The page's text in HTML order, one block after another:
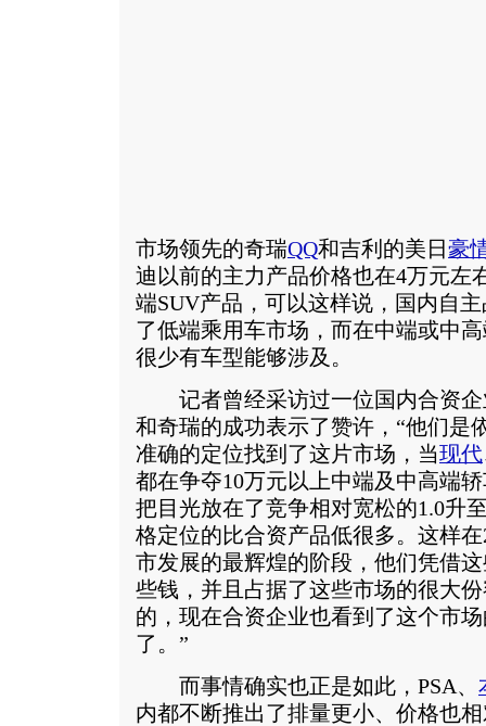
市场领先的奇瑞QQ和吉利的美日 豪
迪以前的主力产品价格也在4万元左
端SUV产品，可以这样说，国内自
了低端乘用车市场，而在中端或中
很少有车型能够涉及。
记者曾经采访过一位国内合资企
和奇瑞的成功表示了赞许，“他们是
准确的定位找到了这片市场，当现代
都在争夺10万元以上中端及中高端
把目光放在了竞争相对宽松的1.0升
格定位的比合资产品低很多。这样
市发展的最辉煌的阶段，他们凭借
些钱，并且占据了这些市场的很大
的，现在合资企业也看到了这个市
了。”
而事情确实也正是如此，PSA、
内都不断推出了排量更小、价格也